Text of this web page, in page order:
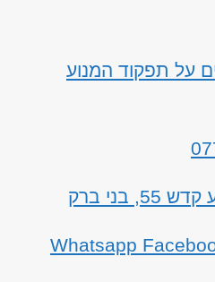
על תפקוד המנוע
ברק
Whatsapp